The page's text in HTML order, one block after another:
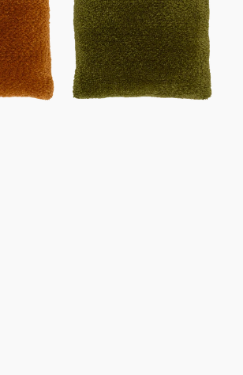
Persistante